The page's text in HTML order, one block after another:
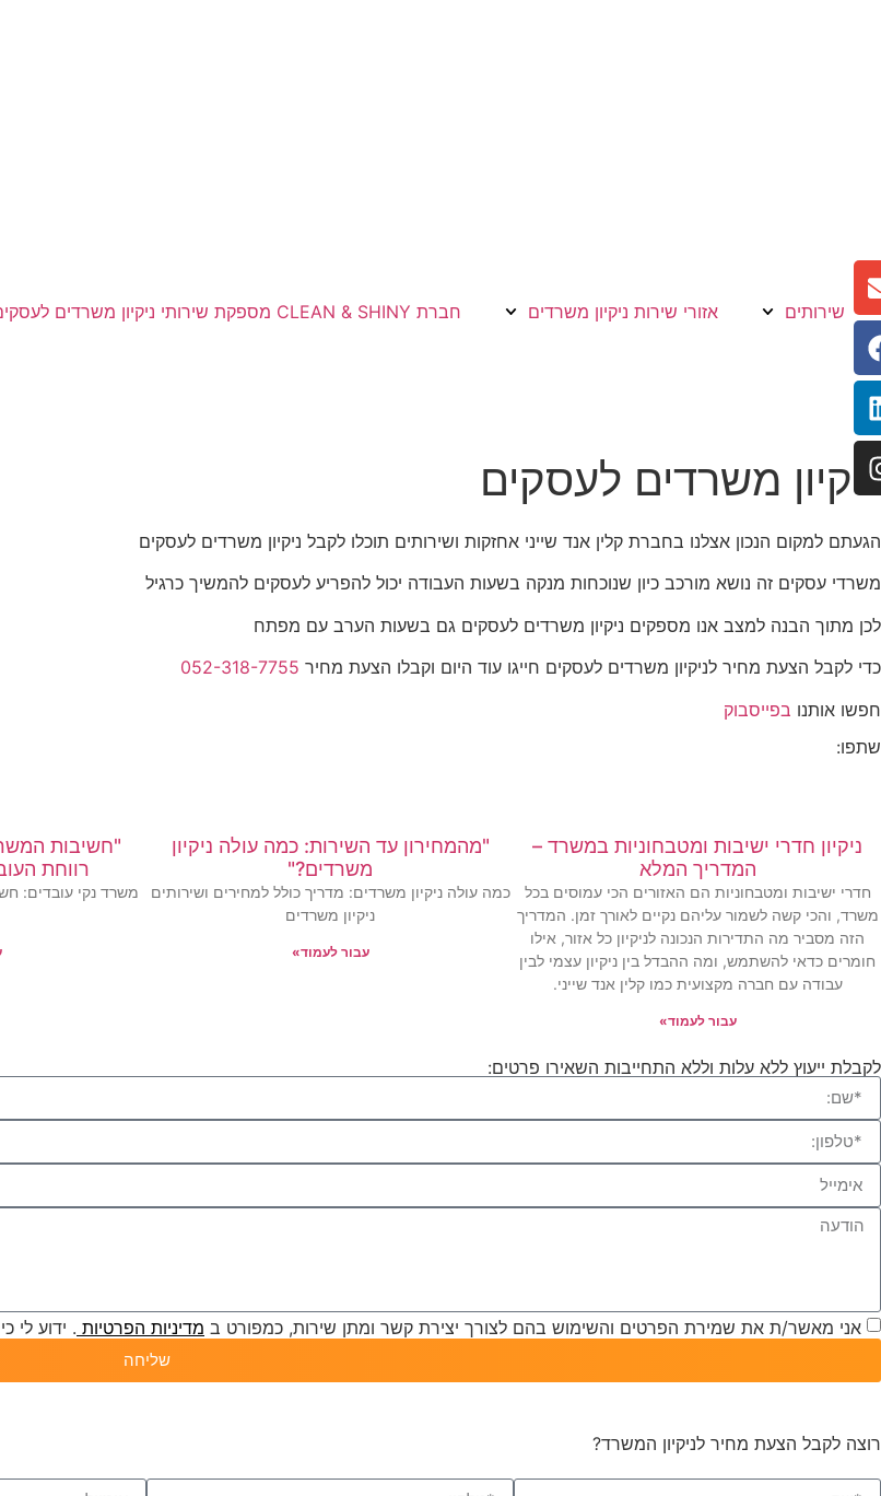
שירותים אזורי שירות ניקיון משרדים חברת CLEAN & SHINY מספקת שירותי ניקיון משרדים לעסקים ומוסדות באזור המרכז והשרון. התקשרו: 052-318-7755
ניקיון משרדים לעסקים
הגעתם למקום הנכון אצלנו בחברת קלין אנד שייני אחזקות ושירותים תוכלו לקבל ניקיון משרדים לעסקים
משרדי עסקים זה נושא מורכב כיון שנוכחות מנקה בשעות העבודה יכול להפריע לעסקים להמשיך כרגיל
לכן מתוך הבנה למצב אנו מספקים ניקיון משרדים לעסקים גם בשעות הערב עם מפתח
כדי לקבל הצעת מחיר לניקיון משרדים לעסקים חייגו עוד היום וקבלו הצעת מחיר 052-318-7755
חפשו אותנו בפייסבוק
שתפו:
ניקיון חדרי ישיבות ומטבחוניות במשרד –
המדריך המלא
חדרי ישיבות ומטבחוניות הם האזורים הכי עמוסים בכל
משרד, והכי קשה לשמור עליהם נקיים לאורך זמן. המדריך
הזה מסביר מה התדירות הנכונה לניקיון כל אזור, אילו
חומרים כדאי להשתמש, ומה ההבדל בין ניקיון עצמי לבין
עבודה עם חברה מקצועית כמו קלין אנד שייני.
עבור לעמוד»
"מהמחירון עד השירות: כמה עולה ניקיון
משרדים?"
כמה עולה ניקיון משרדים: מדריך כולל למחירים ושירותים
ניקיון משרדים
עבור לעמוד»
"חשיבות
רווחת
משרד נקי עובדים:
לקבלת ייעוץ ללא עלות וללא התחייבות השאירו פרטים:
אני מאשר/ת את שמירת הפרטים והשימוש בהם לצורך יצירת קשר ומתן שירות, כמפורט ב מדיניות הפרטיות . ידוע לי
שליחה
רוצה לקבל הצעת מחיר לניקיון המשרד?